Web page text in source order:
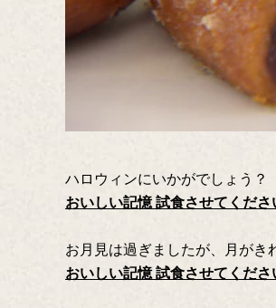
ハロウィンにいかがでしょう？
おいしい記憶 試食させてくださ
お月見は過ぎましたが、月がき
おいしい記憶 試食させてくださ